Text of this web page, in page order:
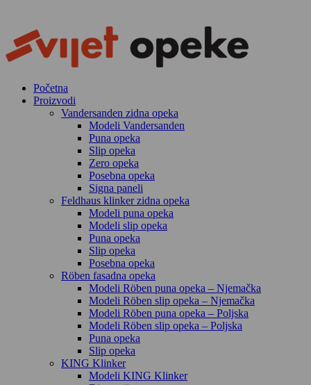
content
Početna
Proizvodi
Vandersanden zidna opeka
Modeli Vandersanden
Puna opeka
Slip opeka
Zero opeka
Posebna opeka
Signa paneli
Feldhaus klinker zidna opeka
Modeli puna opeka
Modeli slip opeka
Puna opeka
Slip opeka
Posebna opeka
Röben fasadna opeka
Modeli Röben puna opeka – Njemačka
Modeli Röben slip opeka – Njemačka
Modeli Röben puna opeka – Poljska
Modeli Röben slip opeka – Poljska
Puna opeka
Slip opeka
KING Klinker
Modeli KING Klinker